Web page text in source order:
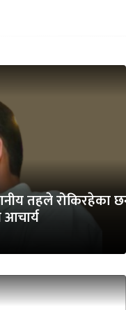
तहले रोकिरहेका
आचार्य